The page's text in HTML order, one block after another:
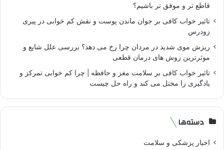
قاطع تر و موفق تر باشیم؟
تاثیر خواب کافی بر جوان ماندن پوست و نقش کم خوابی در پیری
زودرس
ریزش موی شدید در مردان چرا رخ می دهد؟ بررسی علل شایع و
موثرترین روش های درمان قطعی
تاثیر خواب کافی بر سلامت مغز و حافظه | چرا کم خوابی تمرکز و
یادگیری را مختل می کند و راه حل چیست
دسته‌ها
اخبار پزشکی و سلامت